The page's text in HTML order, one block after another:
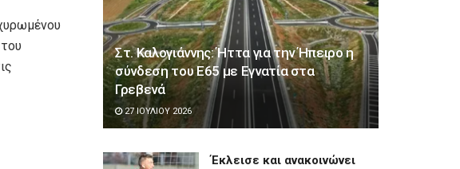
Στ. Καλογιάννης: Ήττα για την Ήπειρο η
σύνδεση του Ε65 με Εγνατία στα
Γρεβενά
27 ΙΟΥΛΊΟΥ 2026
Έκλεισε και ανακοινώνει